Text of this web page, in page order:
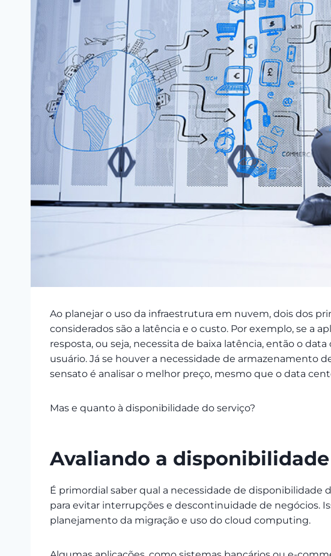
Ao planejar o uso da infraestrutura em nuvem, dois dos
considerados são a latência e o custo. Por exemplo, se a
resposta, ou seja, necessita de baixa latência, então o
usuário. Já se houver a necessidade de armazenamento
sensato é analisar o melhor preço, mesmo que o data
Mas e quanto à disponibilidade do serviço?
Avaliando a
É primordial saber qual a necessidade de disponibilidade
para evitar interrupções e descontinuidade de negócios.
planejamento da migração e uso do cloud computing.